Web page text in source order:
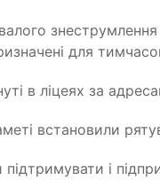
для
в ліцеях за
встановили
підтримувати і